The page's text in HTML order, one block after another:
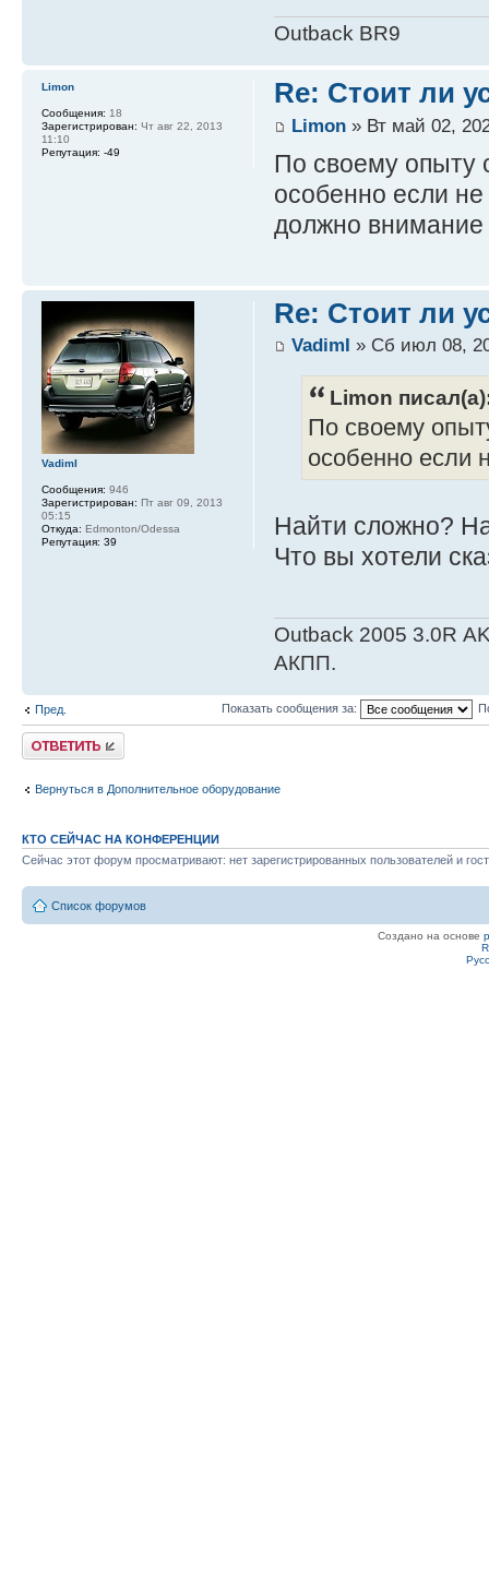
Outback BR9
Re: Стоит ли
Limon» Вт май 02,
По своему опыту
особенно если
должно
Limon
Сообщения: 18
Зарегистрирован: Чт авг 22, 2013
11:10
Репутация: -49
Re: Стоит ли
VadimI » Сб июл 08,
Limon
По своему
особенно если
Найти сложно?
Что вы хотели
Outback 2005 3.0R
АКПП.
VadimI
Сообщения: 946
Зарегистрирован: Пт авг 09, 2013
05:15
Откуда: Edmonton/Odessa
Репутация: 39
Пред. Показать сообщения за:
Ответить
Вернуться в Дополнительное оборудование
КТО СЕЙЧАС НА КОНФЕРЕНЦИИ
Сейчас этот форум просматривают: нет зарегистрированных пользователей и
Список форумов
Создано на основе